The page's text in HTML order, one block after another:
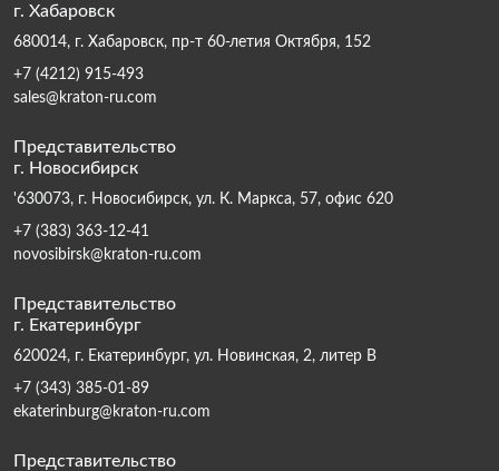
г. Хабаровск
680014, г. Хабаровск, пр-т 60-летия Октября, 152
+7 (4212) 915-493
sales@kraton-ru.com
Представительство
г. Новосибирск
'630073, г. Новосибирск, ул. К. Маркса, 57, офис 620
+7 (383) 363-12-41
novosibirsk@kraton-ru.com
Представительство
г. Екатеринбург
620024, г. Екатеринбург, ул. Новинская, 2, литер В
+7 (343) 385-01-89
ekaterinburg@kraton-ru.com
Представительство